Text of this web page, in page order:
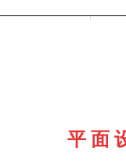
平 面